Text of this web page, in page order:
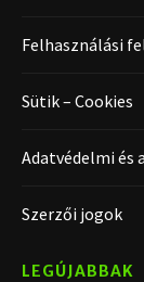
Felhasználási
Sütik – Cookies
Adatvédelmi és
Szerzői jogok
LEGÚJABBAK